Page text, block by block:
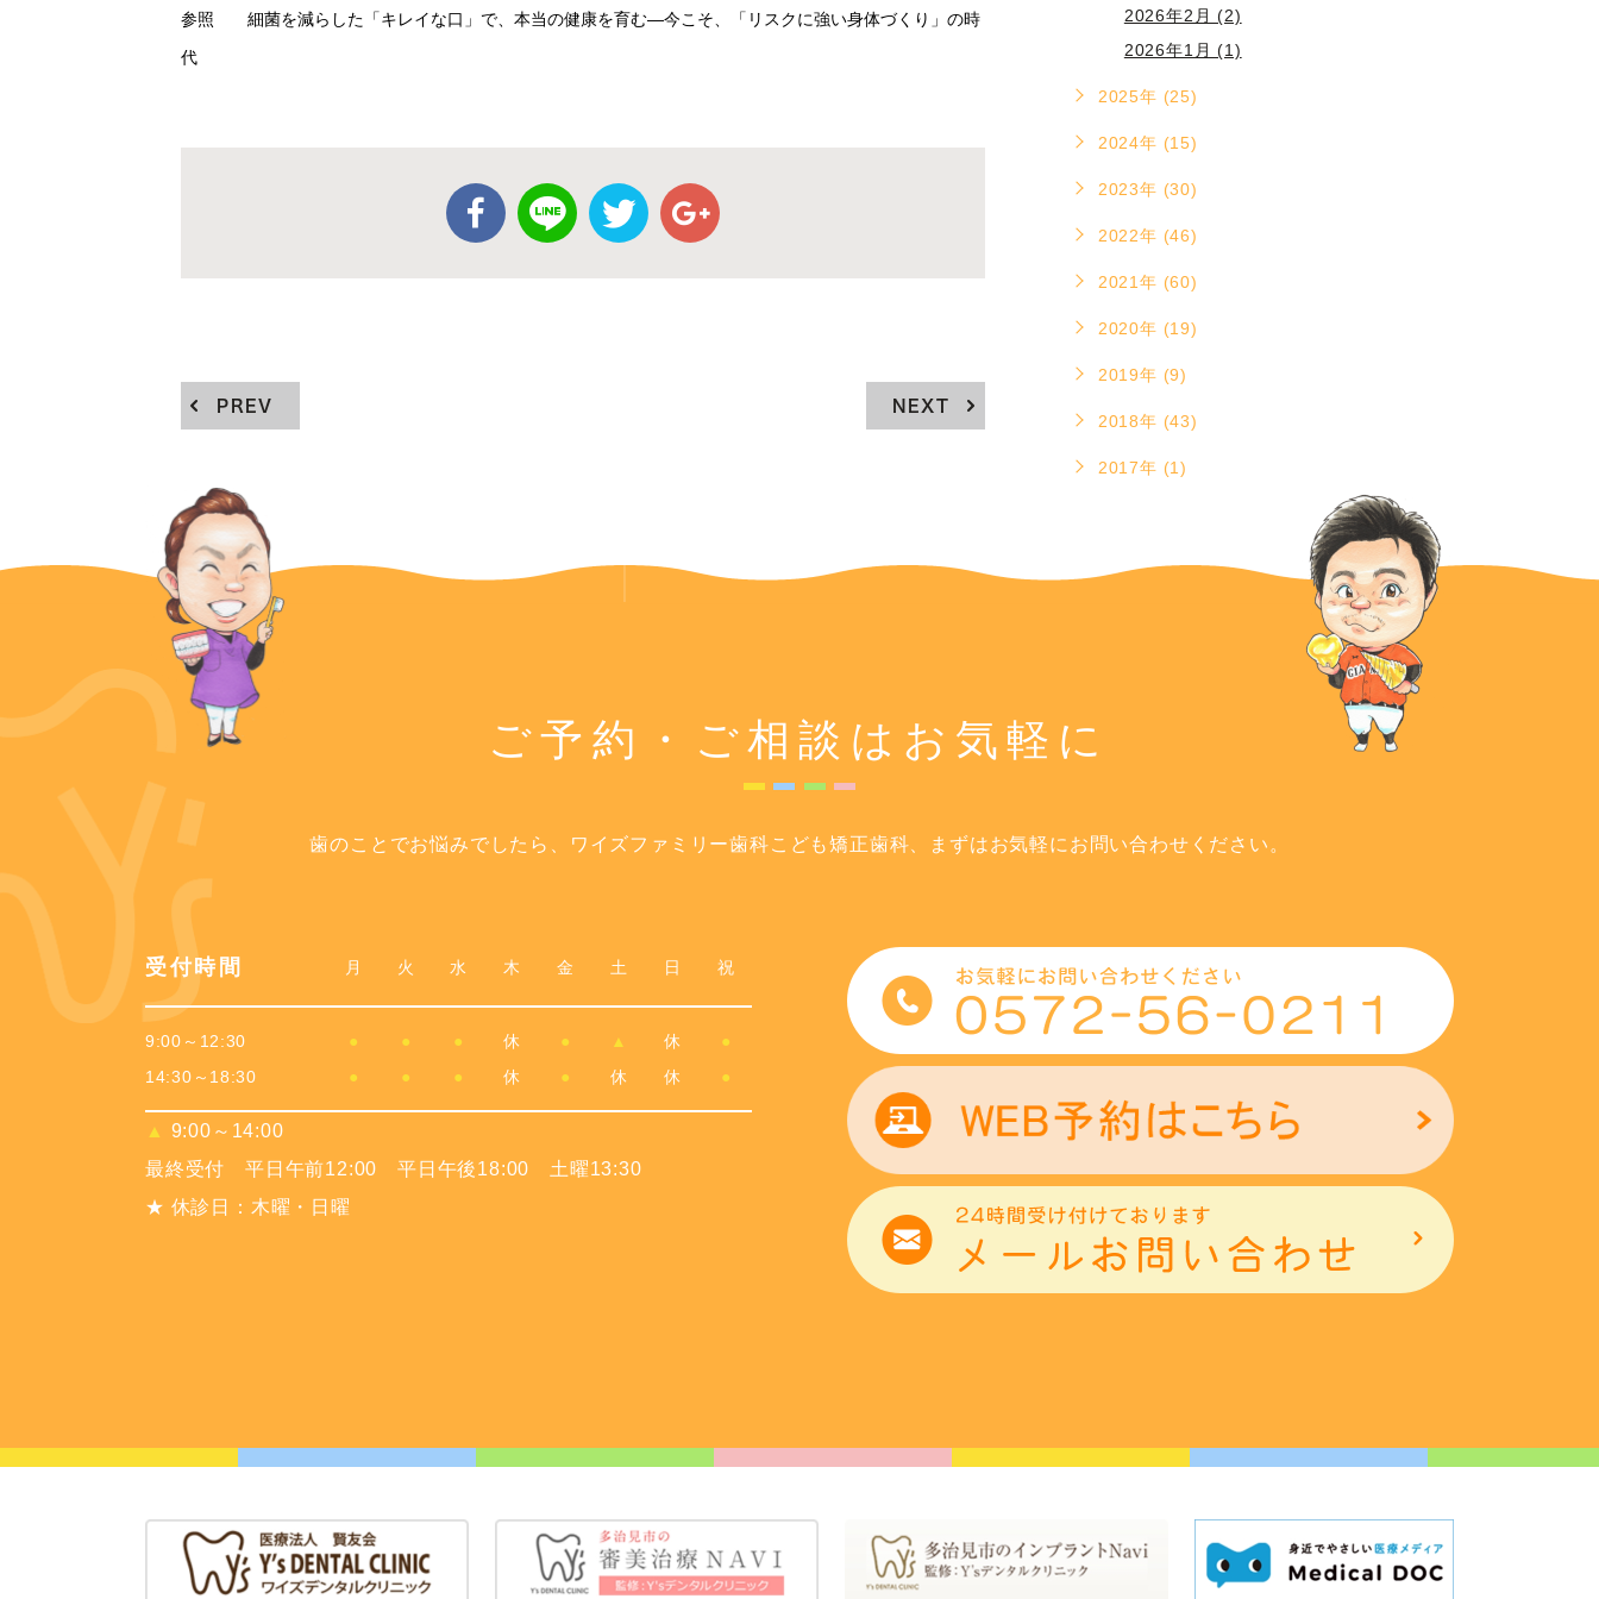
参照 細菌を減らした「キレイな口」で、本当の健康を育む—今こそ、「リスクに強い身体づくり」の時
代
PREV NEXT
2026年2月 (2)
2026年1月 (1)
2025年 (25)
2024年 (15)
2023年 (30)
2022年 (46)
2021年 (60)
2020年 (19)
2019年 (9)
2018年 (43)
2017年 (1)
ご予約・ご相談は お気軽に
歯のことでお悩みでしたら、ワイズファミリー歯科こども矯正歯科、まずはお気軽にお問い合わせください。
受付時間 月 火 水 木 金 土 日 祝
9:00～12:30 ● ● ● 休 ● ▲ 休
●
14:30～18:30
● ● ● 休 ● 休 休 ●
▲ 9:00～14:00
最終受付 平日午前12:00 平日午後18:00 土曜13:30
★ 休診日：木曜・日曜